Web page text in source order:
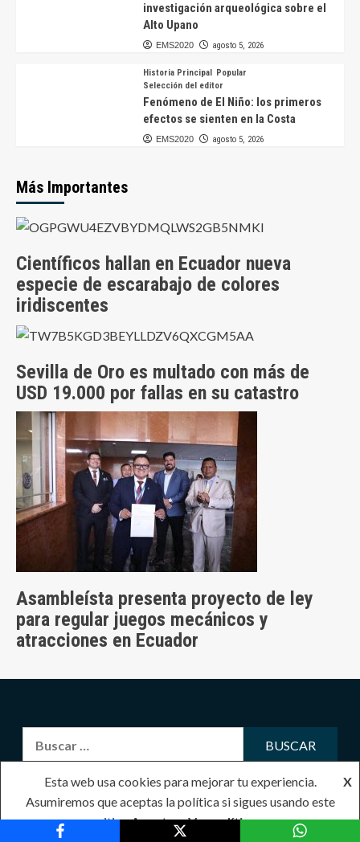
investigación arqueológica sobre el
Alto Upano
EMS2020 agosto 5, 2026
Historia Principal
Popular
Selección del editor
Fenómeno de El Niño: los primeros
efectos se sienten en la Costa
EMS2020 agosto 5, 2026
Más Importantes
Científicos hallan en Ecuador nueva
especie de escarabajo de colores
iridiscentes
Sevilla de Oro es multado con más de
USD 19.000 por fallas en su catastro
Asambleísta presenta proyecto de ley
para regular juegos mecánicos y
atracciones en Ecuador
PARA MAYOR INFORMACIÓN CONTACTOS:
Email nativomarka@gmail.com
Telf oficina: 07-3045066
Esta web usa cookies para mejorar tu experiencia.
Asumiremos que aceptas la política si sigues usando este
sitio.
X
Acepto Ver política